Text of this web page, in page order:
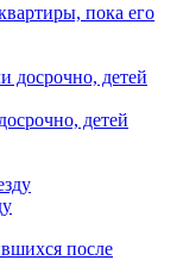
пока его
детей